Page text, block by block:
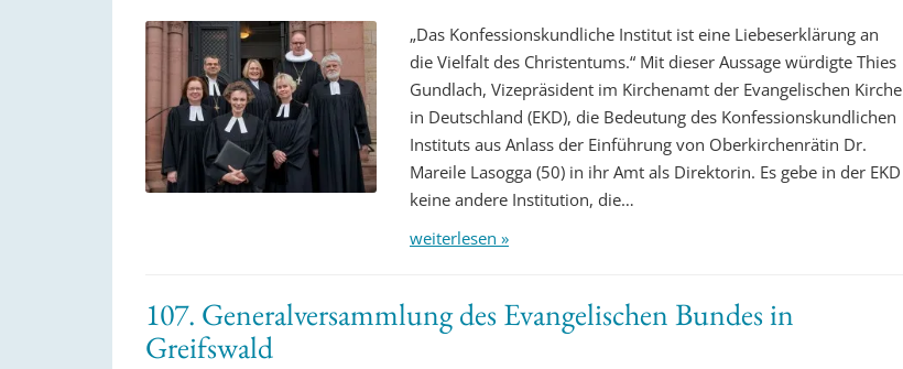
„Das Konfessionskundliche Institut ist eine Liebeserklärung an
die Vielfalt des Christentums.“ Mit dieser Aussage würdigte Thies
Gundlach, Vizepräsident im Kirchenamt der Evangelischen Kirche
in Deutschland (EKD), die Bedeutung des Konfessionskundlichen
Instituts aus Anlass der Einführung von Oberkirchenrätin Dr.
Mareile Lasogga (50) in ihr Amt als Direktorin. Es gebe in der EKD
keine andere Institution, die…
weiterlesen »
107. Generalversammlung des Evangelischen Bundes in
Greifswald